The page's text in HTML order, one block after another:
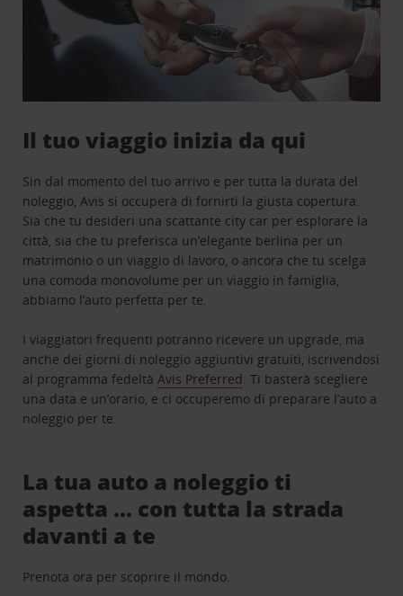
Il tuo viaggio inizia da qui
Sin dal momento del tuo arrivo e per tutta la durata del
noleggio, Avis si occuperà di fornirti la giusta copertura.
Sia che tu desideri una scattante city car per esplorare la
città, sia che tu preferisca un’elegante berlina per un
matrimonio o un viaggio di lavoro, o ancora che tu scelga
una comoda monovolume per un viaggio in famiglia,
abbiamo l’auto perfetta per te.
I viaggiatori frequenti potranno ricevere un upgrade, ma
anche dei giorni di noleggio aggiuntivi gratuiti, iscrivendosi
al programma fedeltàAvis Preferred. Ti basterà scegliere
una data e un’orario, e ci occuperemo di preparare l’auto a
noleggio per te.
La tua auto a noleggio ti
aspetta … con tutta la strada
davanti a te
Prenota ora per scoprire il mondo.